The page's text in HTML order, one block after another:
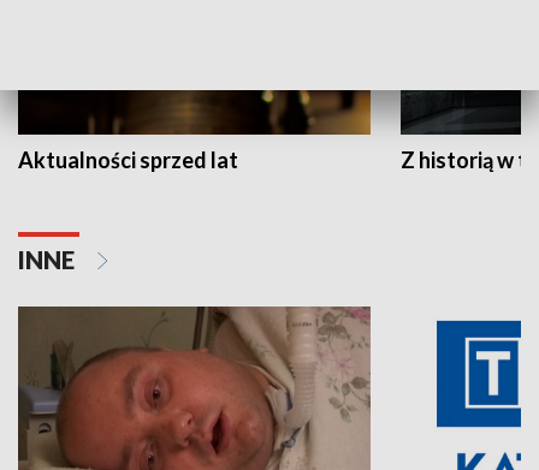
Aktualności sprzed lat Z historią w
INNE